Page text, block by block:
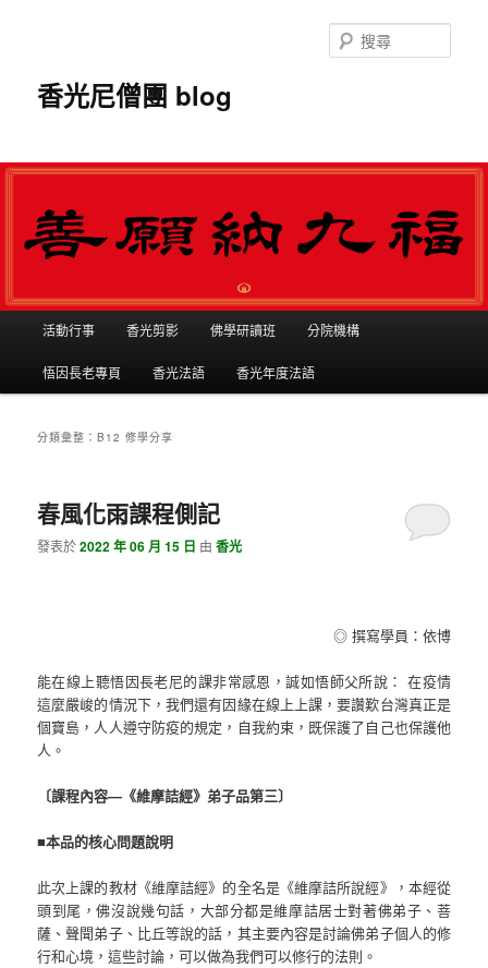
香光尼僧團 blog
尋
跳到主內容
跳到第二內容
活動行事 香光剪影 佛學研讀班 分院機構
悟因長老專頁 香光法語 香光年度法語
分類彙整：B12 修學分享
春風化雨課程側記
發表於2022 年 06 月 15 日 由香光
◎ 撰寫學員：依博
能在線上聽悟因長老尼的課非常感恩，誠如悟師父所說： 在疫情
這麼嚴峻的情況下，我們還有因緣在線上上課，要讚歎台灣真正是
個寶島，人人遵守防疫的規定，自我約束，既保護了自己也保護他
人。
〔課程內容—《維摩詰經》弟子品第三〕
■本品的核心問題說明
此次上課的教材《維摩詰經》的全名是《維摩詰所說經》，本經從
頭到尾，佛沒說幾句話，大部分都是維摩詰居士對著佛弟子、菩
薩、聲聞弟子、比丘等說的話，其主要內容是討論佛弟子個人的修
行和心境，這些討論，可以做為我們可以修行的法則。